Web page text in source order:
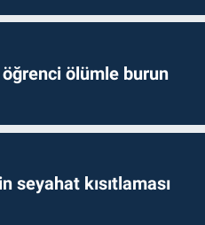
ölümle burun
seyahat kısıtlaması